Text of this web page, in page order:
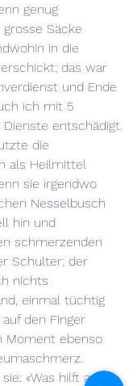
genug
Säcke
in die
das war
und Ende
ich mit 5
entschädigt.
die
als Heilmittel
sie irgendwo
Nesselbusch
hin und
schmerzenden
Schulter; der
nichts
einmal tüchtig
den Finger
Moment ebenso
«Was hilft am